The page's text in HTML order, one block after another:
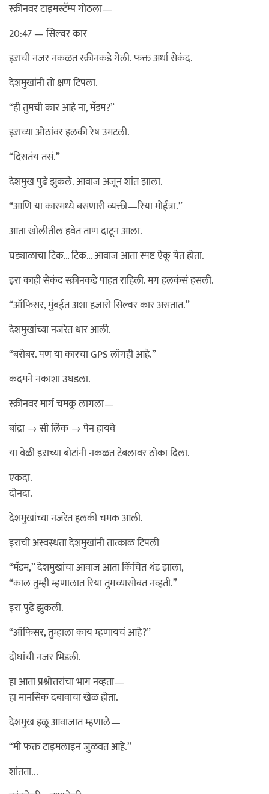
स्क्रीनवर टाइमस्टॅम्प गोठला—
20:47 — सिल्वर कार
इऱाची नजर नकळत स्क्रीनकडे गेली. फक्त अर्धा सेकंद.
देशमुखांनी तो क्षण टिपला.
“ही तुमची कार आहे ना, मॅडम?”
इऱाच्या ओठांवर हलकी रेष उमटली.
“दिसतंय तसं.”
देशमुख पुढे झुकले. आवाज अजून शांत झाला.
“आणि या कारमध्ये बसणारी व्यक्ती—रिया मोईत्रा.”
आता खोलीतील हवेत ताण दाटून आला.
घड्याळाचा टिक… टिक… आवाज आता स्पष्ट ऐकू येत होता.
इरा काही सेकंद स्क्रीनकडे पाहत राहिली. मग हलकंसं हसली.
“ऑफिसर, मुंबईत अशा हजारो सिल्वर कार असतात.”
देशमुखांच्या नजरेत धार आली.
“बरोबर. पण या कारचा GPS लॉगही आहे.”
कदमने नकाशा उघडला.
स्क्रीनवर मार्ग चमकू लागला—
बांद्रा → सी लिंक → पेन हायवे
या वेळी इऱाच्या बोटांनी नकळत टेबलावर ठोका दिला.
एकदा.
दोनदा.
देशमुखांच्या नजरेत हलकी चमक आली.
इराची अस्वस्थता देशमुखांनी तात्काळ टिपली
“मॅडम,” देशमुखांचा आवाज आता किंचित थंड झाला,
“काल तुम्ही म्हणालात रिया तुमच्यासोबत नव्हती.”
इरा पुढे झुकली.
“ऑफिसर, तुम्हाला काय म्हणायचं आहे?”
दोघांची नजर भिडली.
हा आता प्रश्नोत्तरांचा भाग नव्हता—
हा मानसिक दबावाचा खेळ होता.
देशमुख हळू आवाजात म्हणाले—
“मी फक्त टाइमलाइन जुळवत आहे.”
शांतता...